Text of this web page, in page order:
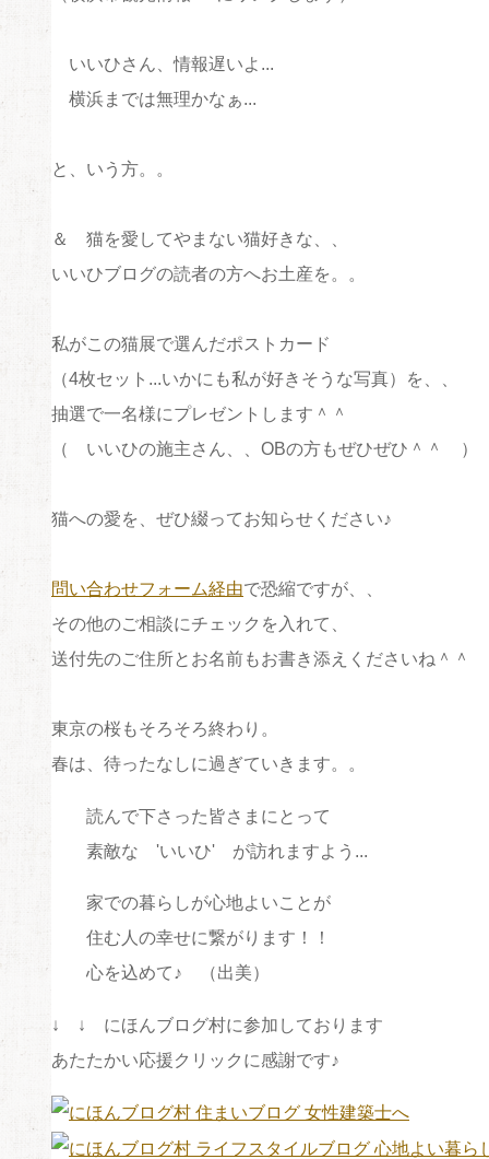
いいひさん、情報遅いよ...
横浜までは無理かなぁ...
と、いう方。。
＆ 猫を愛してやまない猫好きな、、
いいひブログの読者の方へお土産を。。
私がこの猫展で選んだポストカード
（4枚セット...いかにも私が好きそうな写真）を、、
抽選で一名様にプレゼントします＾＾
（ いいひの施主さん、、OBの方もぜひぜひ＾＾ ）
猫への愛を、ぜひ綴ってお知らせください♪
問い合わせフォーム経由で恐縮ですが、、
その他のご相談にチェックを入れて、
送付先のご住所とお名前もお書き添えくださいね＾＾
東京の桜もそろそろ終わり。
春は、待ったなしに過ぎていきます。。
読んで下さった皆さまにとって
素敵な 'いいひ' が訪れますよう...
家での暮らしが心地よいことが
住む人の幸せに繋がります！！
心を込めて♪ （出美）
↓ ↓ にほんブログ村に参加しております
あたたかい応援クリックに感謝です♪